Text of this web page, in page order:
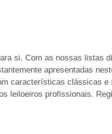
si. Com as nossas listas
apresentadas
características clássicas
leiloeiros profissionais.